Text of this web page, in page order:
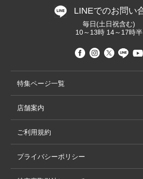
LINEでのお問い
毎日(土日祝含む)
10～13時 14～17時半
特集ページ一覧
店舗案内
ご利用規約
プライバシーポリシー